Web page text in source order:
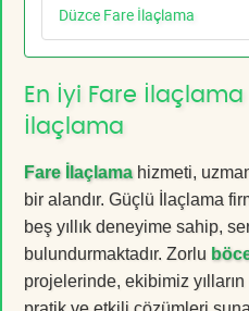
Düzce Fare İlaçlama
En İyi Fare İlaçlama
İlaçlama
Fare İlaçlamahizmeti,
bir alandır. Güçlü İlaçlama
beş yıllık deneyime sahip,
bulundurmaktadır. Zorlu
projelerinde, ekibimiz